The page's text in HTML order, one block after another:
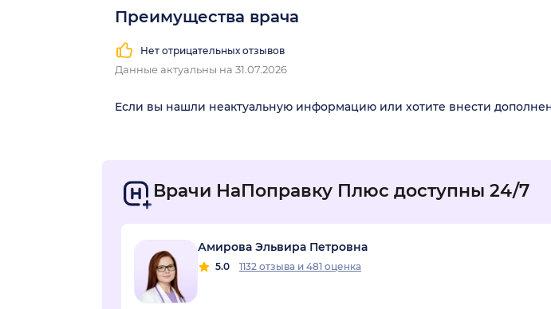
Преимущества врача
Нет отрицательных отзывов
Данные актуальны на 31.07.2026
Если вы нашли неактуальную информацию или хотите внести
Врачи НаПоправку Плюс доступны 24/7
Амирова Эльвира Петровна
5.0 1132 отзыва и 481 оценка